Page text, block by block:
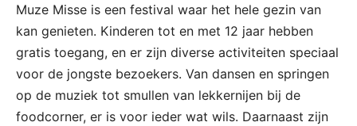
Muze Misse is een festival waar het hele gezin van
kan genieten. Kinderen tot en met 12 jaar hebben
gratis toegang, en er zijn diverse activiteiten speciaal
voor de jongste bezoekers. Van dansen en springen
op de muziek tot smullen van lekkernijen bij de
foodcorner, er is voor ieder wat wils. Daarnaast zijn